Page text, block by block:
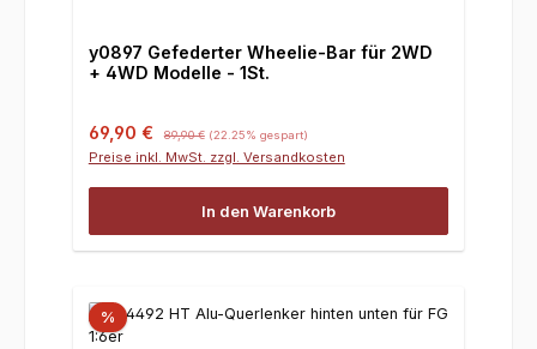
y0897 Gefederter Wheelie-Bar für 2WD
+ 4WD Modelle - 1St.
Verkaufspreis:
69,90 € 89,90 € (22.25% gespart)
Preise inkl. MwSt. zzgl. Versandkosten
In den Warenkorb
%